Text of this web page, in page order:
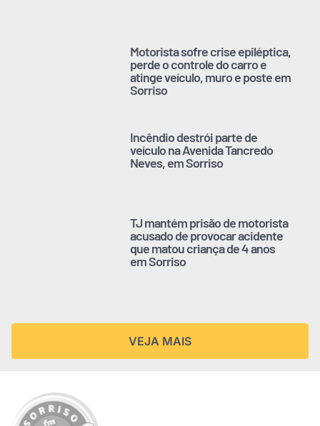
Motorista sofre crise epiléptica,
perde o controle do carro e
atinge veículo, muro e poste em
Sorriso
Incêndio destrói parte de
veículo na Avenida Tancredo
Neves, em Sorriso
TJ mantém prisão de motorista
acusado de provocar acidente
que matou criança de 4 anos
em Sorriso
VEJA MAIS